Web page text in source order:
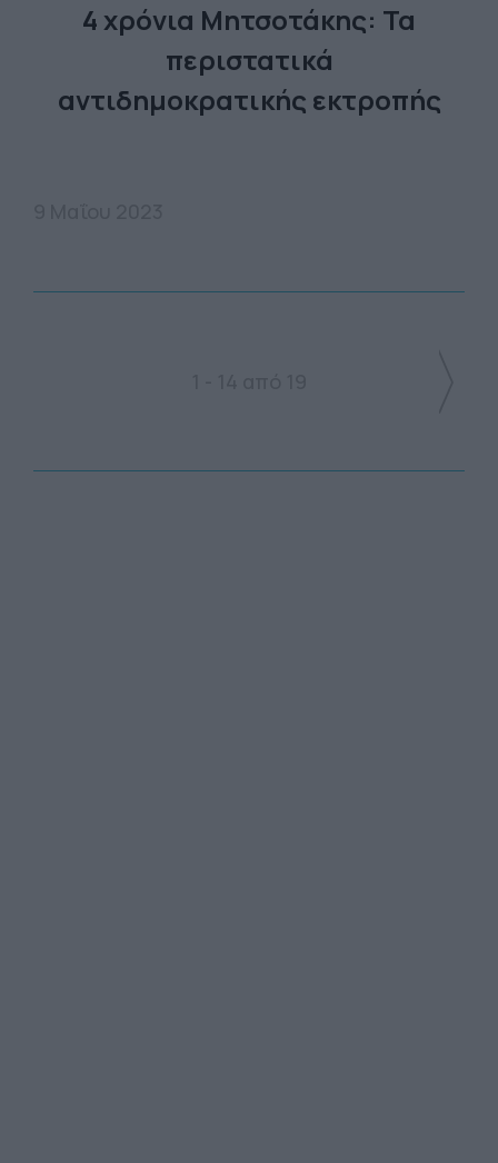
4 χρόνια Μητσοτάκης: Τα
περιστατικά
αντιδημοκρατικής εκτροπής